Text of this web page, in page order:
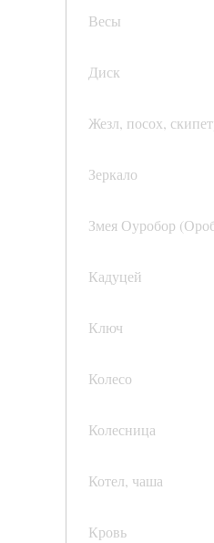
Весы
Диск
Жезл, посох,
Зеркало
Змея Оуробор
Кадуцей
Ключ
Колесо
Колесница
Котел, чаша
Кровь